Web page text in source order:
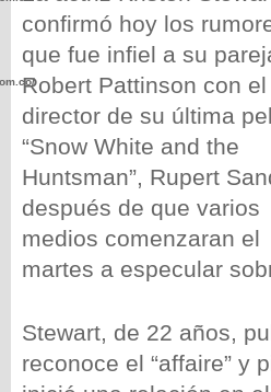
confirmó hoy los
que fue infiel a su
Robert Pattinson con el
director de su última
“Snow White and the
Huntsman”, Rupert
después de que varios
medios comenzaran el
martes a especular
Stewart, de 22 años,
reconoce el “affaire” y
wp-